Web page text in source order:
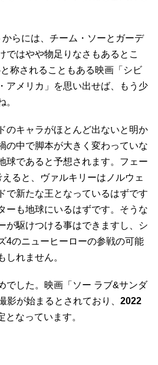
らには、チーム・ソーとガーデ
ではやや物足りなさもあるとこ
称されることもある映画「シビ
アメリカ」を思い出せば、もう少
。
のキャラがほとんど出ないと明か
の中で脚本が大きく変わっていな
球であると予想されます。フェー
ると、ヴァルキリーはノルウェ
で新たな王となっているはずです
ーも地球にいるはずです。そうな
が駆けつける事はできますし、シ
4のニューヒーローの参戦の可能
しれません。
でした。映画「ソー ラブ&サンダ
影が始まるとされており、 2022
となっています。